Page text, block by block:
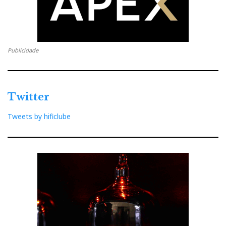
O YA201 é, pois, fundamentalmente, neutro - e, neste
aspecto particular, afasta-se também da cativante
referências recorrentes de JZ à “limpeza” geral do
Yba YC201, o elo mais fraco
Contudo, o som-do-conjunto é determinado pelo elo
mais fraco: o YC201. Trata-se de um leitor-CD
competente, que utiliza a mais recente tecnologia de
conversão (192kHz/24-bit c/upsampling), com uma
surpreendente capacidade para recuperar informação
do disco, sobretudo na gama média, de que resulta um
discurso de rara inteligibilidade e transparência, cuja
claridade é porventura responsável pelo “carácter
leve” a que também se refere JZ.
Publicidade
Twitter
Tweets by hificlube